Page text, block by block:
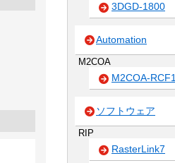
3DGD-1800
Automation
M2COA
M2COA-RCF1
ソフトウェア
RIP
RasterLink7